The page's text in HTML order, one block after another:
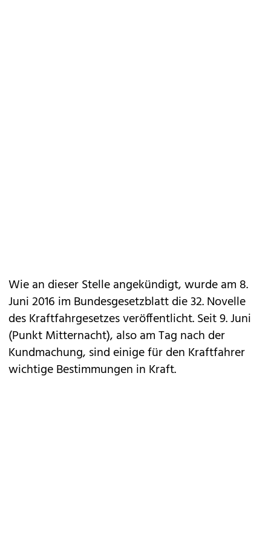
Wie an dieser Stelle angekündigt, wurde am 8.
Juni 2016 im Bundesgesetzblatt die32. Novelle
des Kraftfahrgesetzesveröffentlicht. Seit 9. Juni
(Punkt Mitternacht), also am Tag nach der
Kundmachung, sind einige für den Kraftfahrer
wichtige Bestimmungen in Kraft.